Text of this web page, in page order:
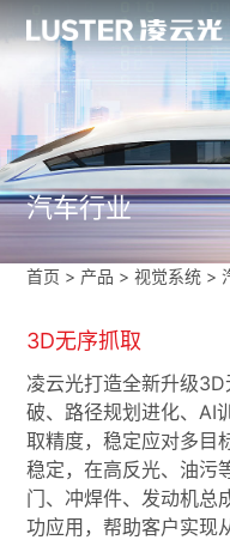
汽车行业
首页 > 产品 >视觉系统 >
3D无序抓取
凌云光打造全新升级
破、路径规划进化、AI
取精度，稳定应对多目
稳定，在高反光、油污
门、冲焊件、发动机总
功应用，帮助客户实现